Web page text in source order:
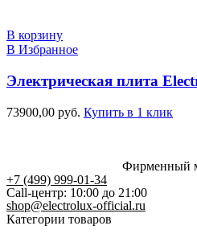
В корзину
В Избранное
Электрическая плита
73900,00 руб. Купить в 1 клик
Фирменный
+7 (499) 999-01-34
Call-центр: 10:00 до 21:00
shop@electrolux-official.ru
Категории товаров